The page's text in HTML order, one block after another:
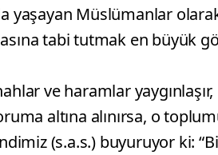
yaşayan Müslümanlar
tabi tutmak en büyük
ve haramlar
altına alınırsa, o
(s.a.s.) buyuruyor ki: